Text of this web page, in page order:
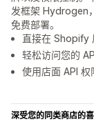
发框架 Hydrogen
免费部署。
直接在 Shopify
轻松访问您的
使用店面 API
深受您的同类商店的